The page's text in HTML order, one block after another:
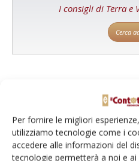
Per fornire le migliori
utilizziamo tecnologie come i
accedere alle informazioni del
tecnologie permetterà a noi e
I consigli di Terra e
Cerca